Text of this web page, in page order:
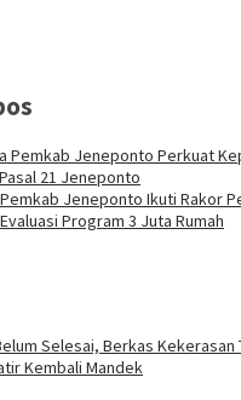
Pemkab Jeneponto Perkuat
21 Jeneponto
Pemkab Jeneponto Ikuti Rakor
Program 3 Juta Rumah
Selesai, Berkas
Kembali Mandek